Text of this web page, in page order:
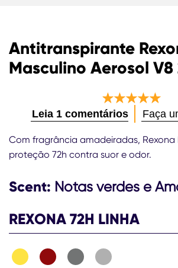
Antitranspirante
Masculino Aerosol
média
deste
Masculino
Aerosol
200ml
é
Leia 1 comentários Faça
Com fragrância amadeiradas, Rexona
proteção 72h contra suor e odor.
Scent: Notas verdes e
REXONA 72H LINHA